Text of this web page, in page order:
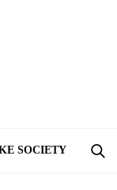
SOCIETY